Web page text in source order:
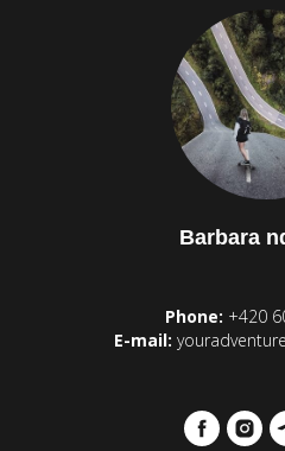
Barbara
Phone: +420
E-mail: